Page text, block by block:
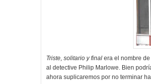
Triste, solitario y final era el nombre
al detective Philip Marlowe. Bien
ahora suplicaremos por no terminar